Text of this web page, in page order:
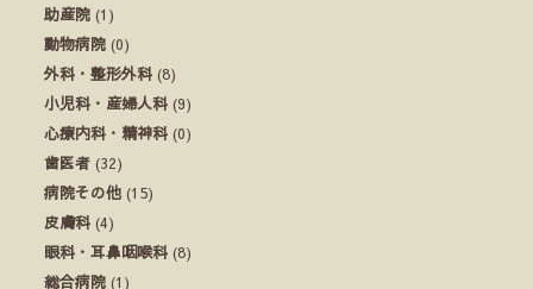
助産院 (1)
動物病院 (0)
外科・整形外科 (8)
小児科・産婦人科 (9)
心療内科・精神科 (0)
歯医者 (32)
病院その他 (15)
皮膚科 (4)
眼科・耳鼻咽喉科 (8)
総合病院 (1)